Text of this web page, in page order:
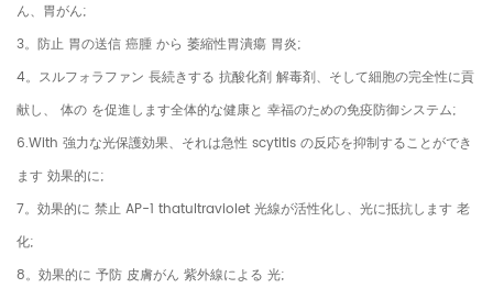
ん、胃がん;
3。防止 胃の送信 癌腫 から 萎縮性胃潰瘍 胃炎;
4。スルフォラファン 長続きする 抗酸化剤 解毒剤、そして細胞の完全性に貢
献し、 体の を促進します全体的な健康と 幸福のための免疫防御システム;
6.With 強力な光保護効果、それは急性 scytitis の反応を抑制することができ
ます 効果的に;
7。効果的に 禁止 AP-1 thatultraviolet 光線が活性化し、光に抵抗します 老
化;
8。効果的に 予防 皮膚がん 紫外線による 光;